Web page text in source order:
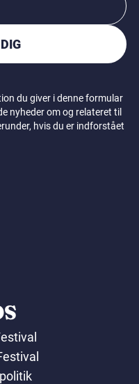
du giver i denne formular
nyheder om og relateret til
hvis du er indforstået